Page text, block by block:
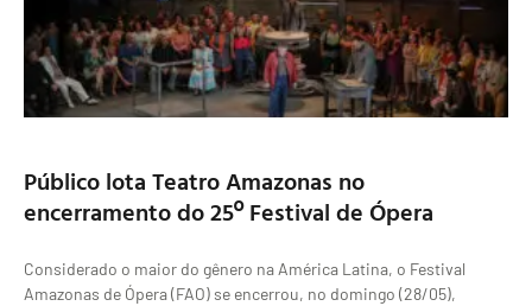
Público lota Teatro Amazonas no
encerramento do 25º Festival de Ópera
Considerado o maior do gênero na América Latina, o Festival
Amazonas de Ópera (FAO) se encerrou, no domingo (28/05),